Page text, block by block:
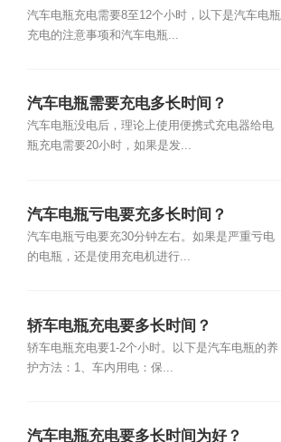
汽车电瓶充电需要8至12个小时，以下是汽车电瓶
充电的注意事项和汽车电瓶...
汽车电瓶需要充电多长时间？
汽车电瓶没电后，理论上使用便携式充电器给电
瓶充电需要20小时，如果是发...
汽车电瓶亏电要充多长时间？
汽车电瓶亏电要充30分钟左右。如果是严重亏电
的电瓶，还是使用充电机进行...
轿车电瓶充电要多长时间？
轿车电瓶充电要1-2个小时。以下是汽车电瓶的养
护方法：1、车内用电：保...
汽车电瓶充电要多长时间为好？